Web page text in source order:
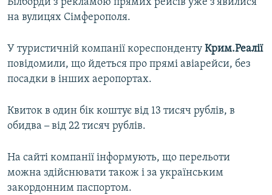
Білборди з рекламою прямих рейсів уже з'явилися
на вулицях Сімферополя.
У туристичній компанії кореспонденту Крим.Реалії
повідомили, що йдеться про прямі авіарейси, без
посадки в інших аеропортах.
Квиток в один бік коштує від 13 тисяч рублів, в
обидва –від 22 тисяч рублів.
На сайті компанії інформують, що перельоти
можна здійснювати також і за українським
закордонним паспортом.